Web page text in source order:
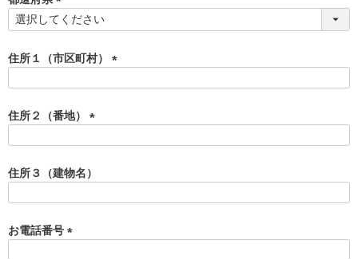
)
(
須
)
住所１（市区町村）
)
住所２（番地）
須
)
住所３（建物名）
お電話番号